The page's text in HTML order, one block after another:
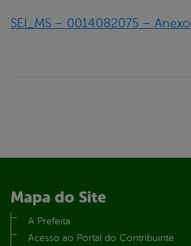
SEI_MS – 0014082075 – Anexo
Mapa do Site
A Prefeita
Acesso ao Portal do Contribuinte